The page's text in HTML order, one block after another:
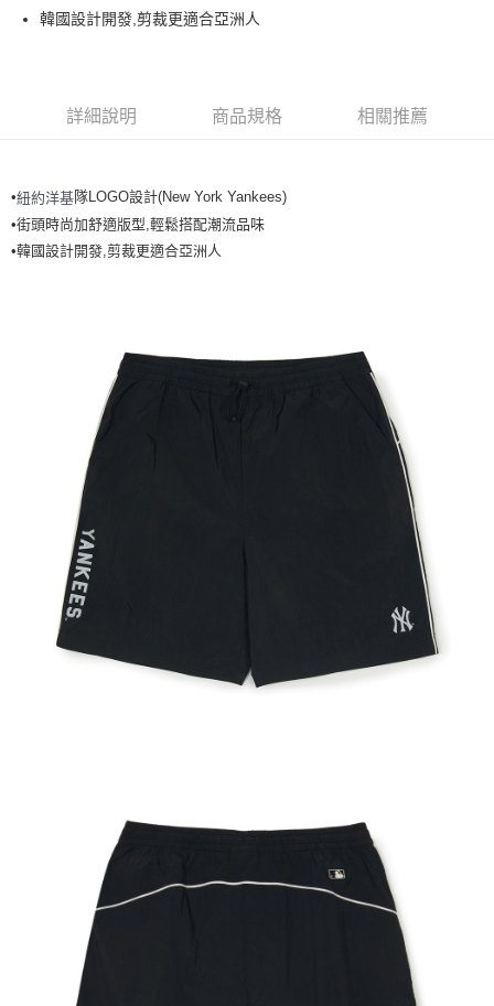
全家取貨付款<未取貨列黑名單/不支援離島取退>
全家取貨<不支援離島取退>
每筆NT$60，滿NT$499(含以上)免運費
每筆NT$60，滿NT$499(含以上)免運費
宅配滿699免運
每筆NT$80，滿NT$699(含以上)免運費
韓國設計開發,剪裁更適合亞洲人
詳細說明 商品規格 相關推薦
•紐約洋基隊LOGO設計(New York Yankees)
•街頭時尚加舒適版型,輕鬆搭配潮流品味
•韓國設計開發,剪裁更適合亞洲人